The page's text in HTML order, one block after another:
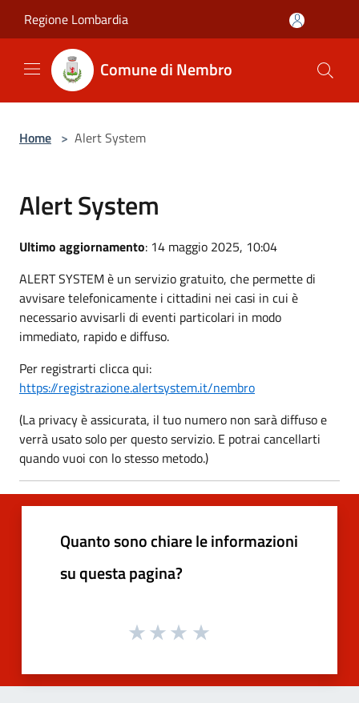
Regione Lombardia
Comune di Nembro
Home > Alert System
Alert System
Ultimo aggiornamento: 14 maggio 2025, 10:04
ALERT SYSTEM è un servizio gratuito, che permette di
avvisare telefonicamente i cittadini nei casi in cui è
necessario avvisarli di eventi particolari in modo
immediato, rapido e diffuso.
Per registrarti clicca qui:
https://registrazione.alertsystem.it/nembro
(La privacy è assicurata, il tuo numero non sarà diffuso e
verrà usato solo per questo servizio. E potrai cancellarti
quando vuoi con lo stesso metodo.)
Quanto sono chiare le informazioni
su questa pagina?